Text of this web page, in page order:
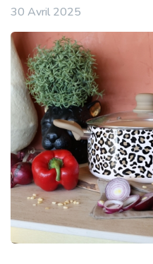
30 Avril 2025